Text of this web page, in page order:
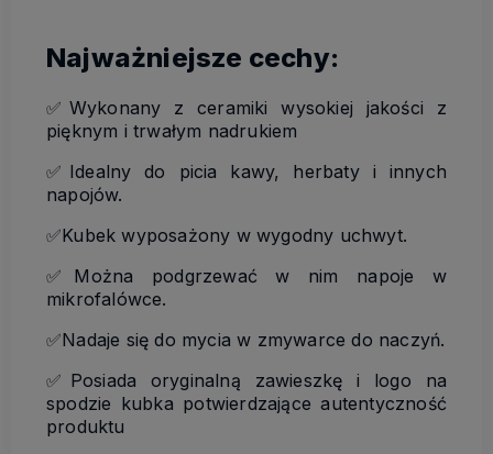
Najważniejsze cechy:
✅Wykonany z ceramiki wysokiej jakości z
pięknym i trwałym nadrukiem
✅Idealny do picia kawy, herbaty i innych
napojów.
✅Kubek wyposażony w wygodny uchwyt.
✅Można podgrzewać w nim napoje w
mikrofalówce.
✅Nadaje się do mycia w zmywarce do naczyń.
✅Posiada oryginalną zawieszkę i logo na
spodzie kubka potwierdzające autentyczność
produktu